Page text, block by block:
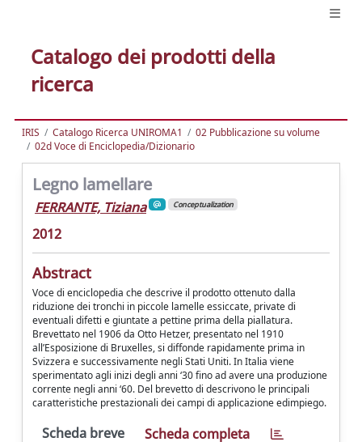
Catalogo dei prodotti della
ricerca
IRIS Catalogo Ricerca UNIROMA1
02 Pubblicazione su volume
02d Voce di Enciclopedia/Dizionario
Legno lamellare
FERRANTE, Tiziana Conceptualization
2012
Abstract
Voce di enciclopedia che descrive il prodotto ottenuto dalla
riduzione dei tronchi in piccole lamelle essiccate, private di
eventuali difetti e giuntate a pettine prima della piallatura.
Brevettato nel 1906 da Otto Hetzer, presentato nel 1910
all’Esposizione di Bruxelles, si diffonde rapidamente prima in
Svizzera e successivamente negli Stati Uniti. In Italia viene
sperimentato agli inizi degli anni ‘30 fino ad avere una produzione
corrente negli anni ‘60. Del brevetto di descrivono le principali
caratteristiche prestazionali dei campi di applicazione edimpiego.
Scheda breve Scheda completa